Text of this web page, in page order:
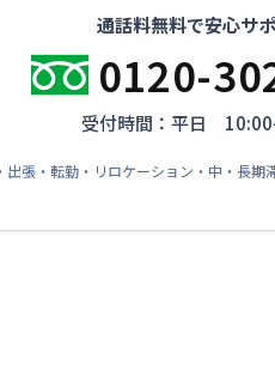
通話料無料で安心サ
0120-
受付時間：平日
出張・転勤・リロケーション・中・長